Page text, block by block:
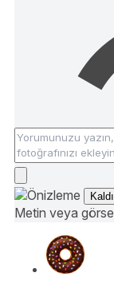
Metin veya